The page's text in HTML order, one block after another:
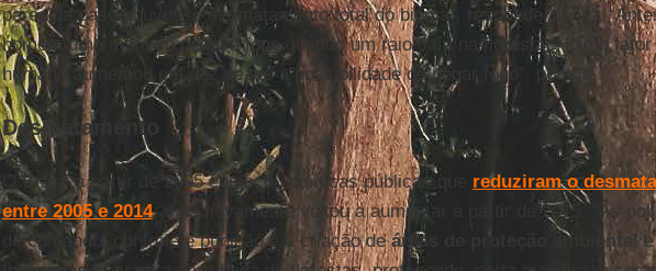
parecida caso houvesse desmatamento total do bioma”, responde Nobre.
homem uma mata só pegava fogo quando um raio caía na floresta. Hoje o fator
humano aumentou em dez vezes a possibilidade de pegar fogo”, pontua.
Desmatamento
O Brasil a partir de 2005 começou políticas públicas que reduziram o
entre 2005 e 2014, mas novamente voltou a aumentar a partir de 2015. “As
de comando, controle e punição e a criação deáreas de proteção ambiental